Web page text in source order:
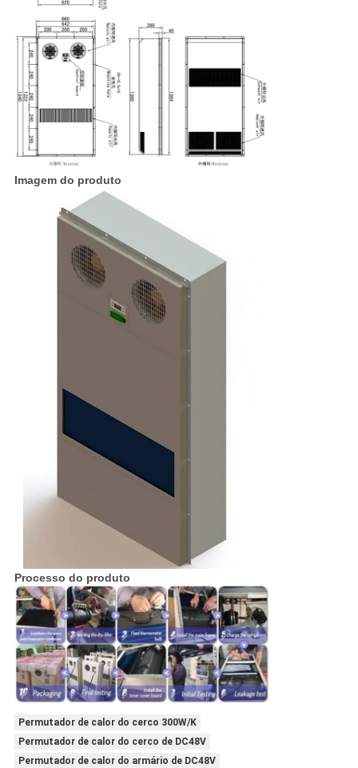
Imagem do produto
Processo do produto
Permutador de calor do cerco 300W/K
Permutador de calor do cerco de DC48V
Permutador de calor do armário de DC48V